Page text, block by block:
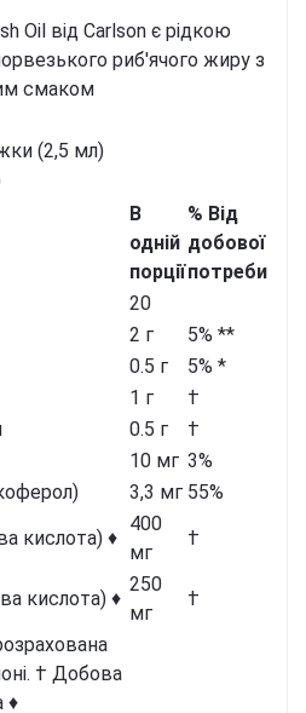
Oil від Carlson є рідкою
риб'ячого жиру з
смаком
(2,5 мл)
В
одній
порції
% Від
добової
потреби
20
2 г
5% **
0.5 г
5% *
1 г
†
0.5 г
†
10 мг 3%
3,3 мг 55%
кислота) ♦
400
мг
†
кислота) ♦
250
мг
†
† Добова
♦